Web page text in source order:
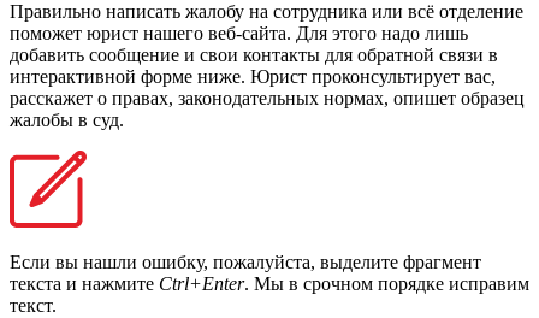
Правильно написать жалобу на сотрудника или всё отделение
поможет юрист нашего веб-сайта. Для этого надо лишь
добавить сообщение и свои контакты для обратной связи в
интерактивной форме ниже. Юрист проконсультирует вас,
расскажет о правах, законодательных нормах, опишет образец
жалобы в суд.
Если вы нашли ошибку, пожалуйста, выделите фрагмент
текста и нажмите Ctrl+Enter. Мы в срочном порядке исправим
текст.